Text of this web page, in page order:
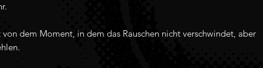
von dem Moment, in dem das Rauschen nicht verschwindet, aber